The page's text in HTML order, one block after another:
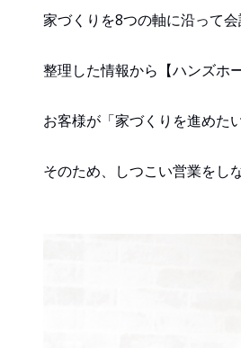
家づくりを8つの軸に沿って
整理した情報から【ハンズホ
お客様が「家づくりを進めた
そのため、しつこい営業をし